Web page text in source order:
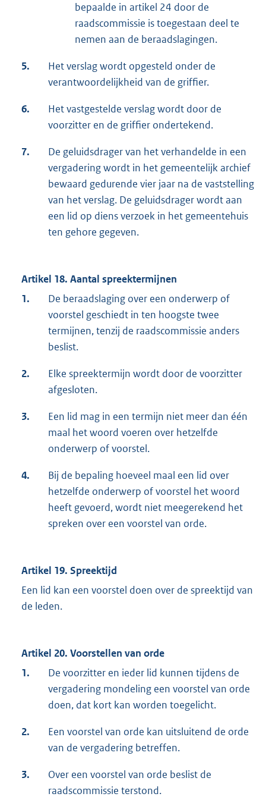
bepaalde in artikel 24 door de
raadscommissie is toegestaan deel te
nemen aan de beraadslagingen.
5.
Het verslag wordt opgesteld onder de
verantwoordelijkheid van de griffier.
6.
Het vastgestelde verslag wordt door de
voorzitter en de griffier ondertekend.
7.
De geluidsdrager van het verhandelde in een
vergadering wordt in het gemeentelijk archief
bewaard gedurende vier jaar na de vaststelling
van het verslag. De geluidsdrager wordt aan
een lid op diens verzoek in het gemeentehuis
ten gehore gegeven.
Artikel 18. Aantal spreektermijnen
1.
De beraadslaging over een onderwerp of
voorstel geschiedt in ten hoogste twee
termijnen, tenzij de raadscommissie anders
beslist.
2.
Elke spreektermijn wordt door de voorzitter
afgesloten.
3.
Een lid mag in een termijn niet meer dan één
maal het woord voeren over hetzelfde
onderwerp of voorstel.
4.
Bij de bepaling hoeveel maal een lid over
hetzelfde onderwerp of voorstel het woord
heeft gevoerd, wordt niet meegerekend het
spreken over een voorstel van orde.
Artikel 19. Spreektijd
Een lid kan een voorstel doen over de spreektijd van
de leden.
Artikel 20. Voorstellen van orde
1.
De voorzitter en ieder lid kunnen tijdens de
vergadering mondeling een voorstel van orde
doen, dat kort kan worden toegelicht.
2.
Een voorstel van orde kan uitsluitend de orde
van de vergadering betreffen.
3.
Over een voorstel van orde beslist de
raadscommissie terstond.